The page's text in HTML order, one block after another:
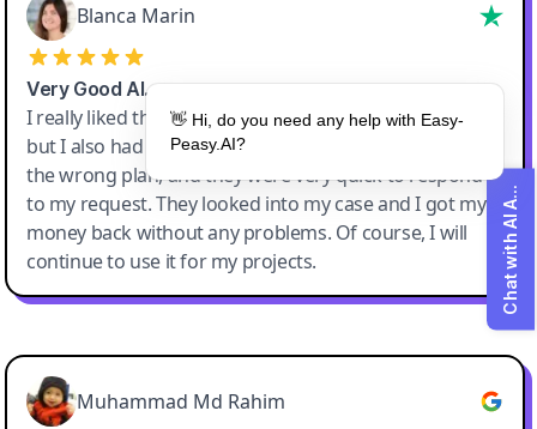
Blanca Marin
Very Good AI…
I really liked the easy-peasy AI service. It's a great tool,
but I also had to ask them for a refund because I chose
the wrong plan, and they were very quick to respond
to my request. They looked into my case and I got my
money back without any problems. Of course, I will
continue to use it for my projects.
Easy-Peasy AI
Muhammad Md Rahim
Chat with AI Agent
👋 Hi, do you need any help with Easy-
Peasy.AI?